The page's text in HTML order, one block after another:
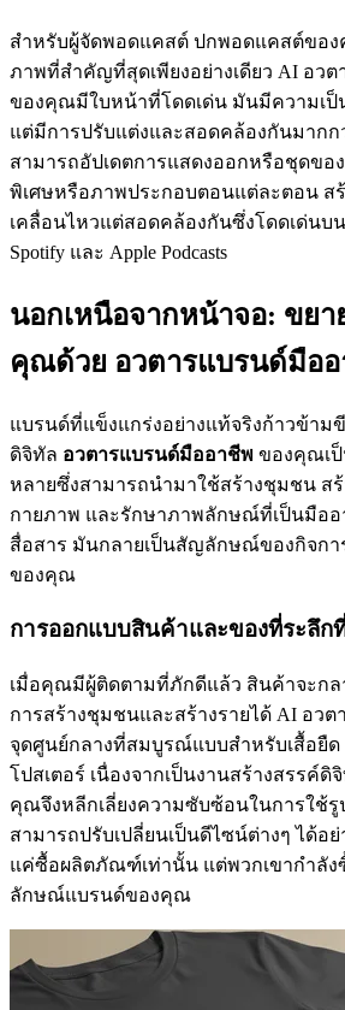
สำหรับผู้จัดพอดแคสต์ ปกพอดแคสต์ขอ
ภาพที่สำคัญที่สุดเพียงอย่างเดียว AI อว
ของคุณมีใบหน้าที่โดดเด่น มันมีความเป็
แต่มีการปรับแต่งและสอดคล้องกันมาก
สามารถอัปเดตการแสดงออกหรือชุดขอ
พิเศษหรือภาพประกอบตอนแต่ละตอน
เคลื่อนไหวแต่สอดคล้องกันซึ่งโดดเด่นบ
Spotify และ Apple Podcasts
นอกเหนือจากหน้าจอ: ขยา
คุณด้วย อวตารแบรนด์มือ
แบรนด์ที่แข็งแกร่งอย่างแท้จริงก้าวข้าม
ดิจิทัล อวตารแบรนด์มืออาชีพ ของคุณเ
หลายซึ่งสามารถนำมาใช้สร้างชุมชน ส
กายภาพ และรักษาภาพลักษณ์ที่เป็นมือ
สื่อสาร มันกลายเป็นสัญลักษณ์ของกิจกา
ของคุณ
การออกแบบสินค้าและของที่ระลึก
เมื่อคุณมีผู้ติดตามที่ภักดีแล้ว สินค้าจะกล
การสร้างชุมชนและสร้างรายได้ AI อว
จุดศูนย์กลางที่สมบูรณ์แบบสำหรับเสื้อยืด
โปสเตอร์ เนื่องจากเป็นงานสร้างสรรค์ดิ
คุณจึงหลีกเลี่ยงความซับซ้อนในการใช้รู
สามารถปรับเปลี่ยนเป็นดีไซน์ต่างๆ ได้อ
แค่ซื้อผลิตภัณฑ์เท่านั้น แต่พวกเขากำลั
ลักษณ์แบรนด์ของคุณ